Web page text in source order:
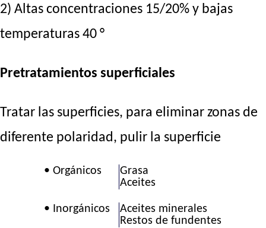
2) Altas concentraciones 15/20% y bajas
temperaturas 40 °
Pretratamientos superficiales
Tratar las superficies, para eliminar zonas de
diferente polaridad, pulir la superficie
• Orgánicos
Grasa
Aceites
• Inorgánicos
Aceites minerales
Restos de fundentes